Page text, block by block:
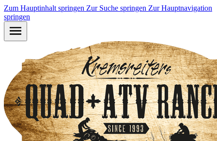
Zum Hauptinhalt springen Zur Suche springen Zur Hauptnavigation
springen